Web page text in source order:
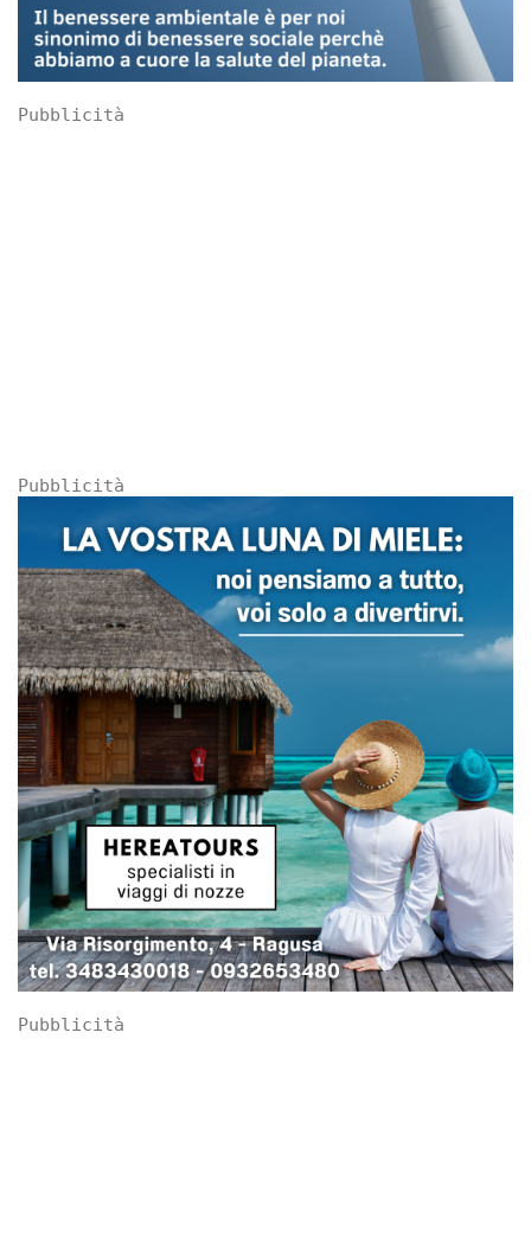
Pubblicità
Pubblicità
Pubblicità